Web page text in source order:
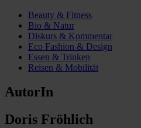
Beauty & Fitness
Bio & Natur
Diskurs & Kommentar
Eco Fashion & Design
Essen & Trinken
Reisen & Mobilität
AutorIn
Doris Fröhlich